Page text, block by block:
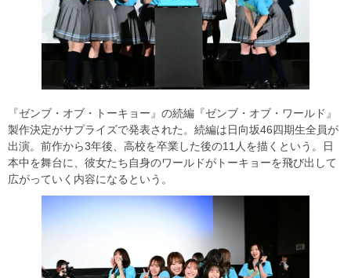
『ゼンブ・オブ・トーキョー』の続編『ゼンブ・オブ・ワールド』
製作決定がサプライズで発表された。続編は日向坂46四期生全員が
出演。前作から3年後、高校を卒業した後の11人を描くという。日
本中を舞台に、彼女たち自身のワールドがトーキョーを飛び出して
広がっていく内容になるという。